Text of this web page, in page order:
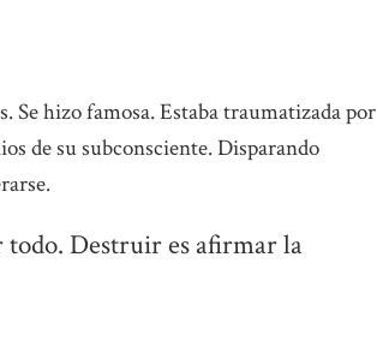
Se hizo famosa. Estaba traumatizada por
de su subconsciente. Disparando
todo. Destruir es afirmar la